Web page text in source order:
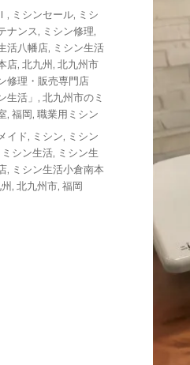
, ミシンセール, ミシ
ナンス, ミシン修理,
活八幡店, ミシン生活
店,北九州 ,北九州市
修理・販売専門店
生活」 ,北九州市のミ
,福岡,職業用ミシン
イド, ミシン, ミシン
ミシン生活, ミシン生
, ミシン生活小倉南本
,北九州市,福岡